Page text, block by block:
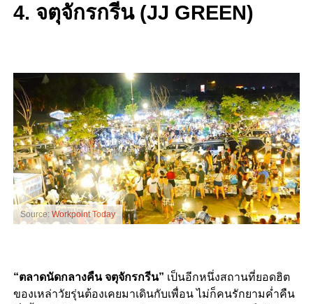
4. จตุจักรกรีน (JJ GREEN)
Source: Workpoint Today
“ตลาดนัดกลางคืน จตุจักรกรีน” เป็นอีกหนึ่งสถานที่ยอดฮิต
ของเหล่าวัยรุ่นต้องเคยมาเดินกับเพื่อน ไม่ก็คนรักยามค่ำคืน